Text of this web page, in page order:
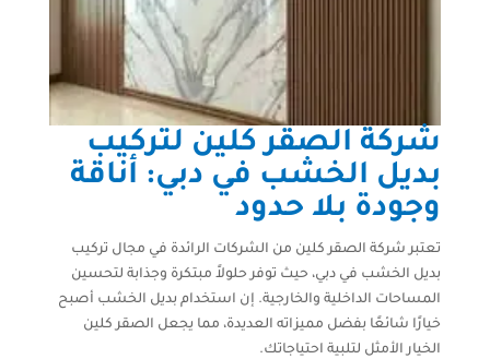
شركة الصقر كلين لتركيب
بديل الخشب في دبي: أناقة
وجودة بلا حدود
تعتبر شركة الصقر كلين من الشركات الرائدة في مجال تركيب
بديل الخشب في دبي، حيث توفر حلولاً مبتكرة وجذابة لتحسين
المساحات الداخلية والخارجية. إن استخدام بديل الخشب أصبح
خيارًا شائعًا بفضل مميزاته العديدة، مما يجعل الصقر كلين
الخيار الأمثل لتلبية احتياجاتك.